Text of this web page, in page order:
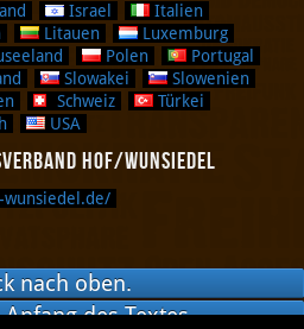
Israel
Italien
Litauen
Luxemburg
Polen
Portugal
Slowakei
Slowenien
Schweiz
Türkei
USA
Hof/Wunsiedel
nach oben.
des Textes.